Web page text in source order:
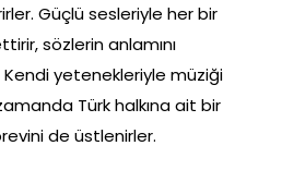
Güçlü sesleriyle her bir
sözlerin anlamını
Kendi yetenekleriyle müziği
Türk halkına ait bir
de üstlenirler.